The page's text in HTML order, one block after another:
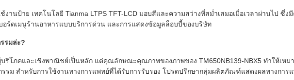
านป้าย เทคโนโลยี Tianma LTPS TFT-LCD มอบสีและความสว่างที่สม่ำเสมอเมื่อเวลาผ่านไป ซึ่
ดเมนูร้านอาหารแบบบริการด่วน และการแสดงข้อมูลล็อบบี้ของบริษัท
รมล่ะ?
ริโภคและเชิงพาณิชย์เป็นหลัก แต่คุณลักษณะคุณภาพของภาพของ TM650NB139-NBX5 ทำให้เหม
ม สำหรับการใช้งานทางการแพทย์ที่ได้รับการรับรอง โปรดปรึกษากลุ่มผลิตภัณฑ์แสดงผลทางการแ